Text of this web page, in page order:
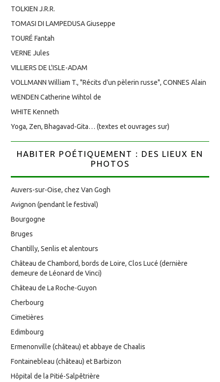
TOLKIEN J.R.R.
TOMASI DI LAMPEDUSA Giuseppe
TOURÉ Fantah
VERNE Jules
VILLIERS DE L'ISLE-ADAM
VOLLMANN William T., "Récits d'un pèlerin russe", CONNES Alain
WENDEN Catherine Wihtol de
WHITE Kenneth
Yoga, Zen, Bhagavad-Gita… (textes et ouvrages sur)
HABITER POÉTIQUEMENT : DES LIEUX EN
PHOTOS
Auvers-sur-Oise, chez Van Gogh
Avignon (pendant le festival)
Bourgogne
Bruges
Chantilly, Senlis et alentours
Château de Chambord, bords de Loire, Clos Lucé (dernière
demeure de Léonard de Vinci)
Château de La Roche-Guyon
Cherbourg
Cimetières
Edimbourg
Ermenonville (château) et abbaye de Chaalis
Fontainebleau (château) et Barbizon
Hôpital de la Pitié-Salpêtrière